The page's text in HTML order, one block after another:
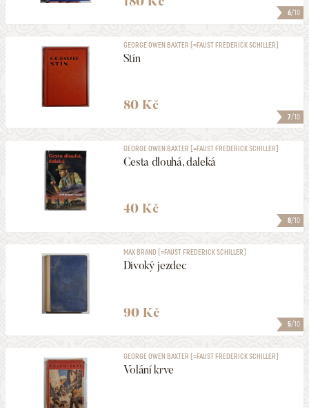
6/10
7/10
GEORGE OWEN BAXTER [=FAUST FREDERICK SCHILLER]
Stín
80 Kč
8/10
GEORGE OWEN BAXTER [=FAUST FREDERICK SCHILLER]
Cesta dlouhá, daleká
40 Kč
5/10
MAX BRAND [=FAUST FREDERICK SCHILLER]
Divoký jezdec
90 Kč
GEORGE OWEN BAXTER [=FAUST FREDERICK SCHILLER]
Volání krve